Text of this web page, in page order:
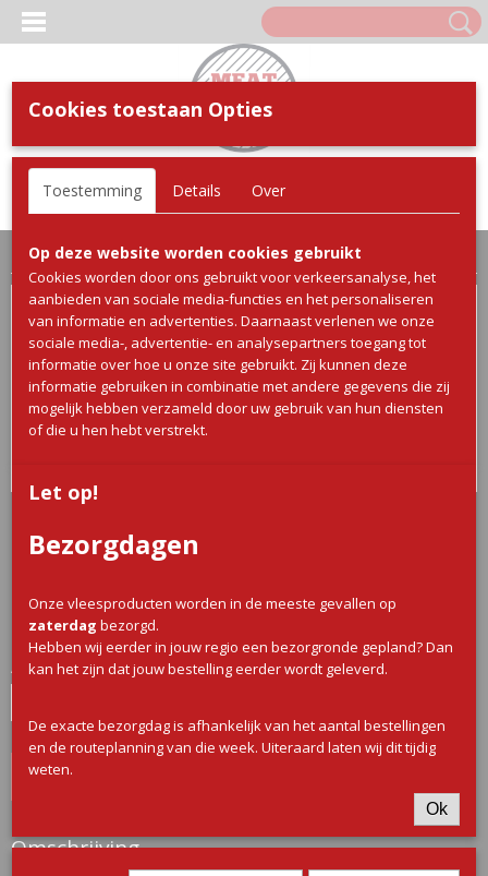
Inloggen Registreren
Cookies toestaan Opties
Toestemming Details Over
Op deze website worden cookies gebruikt
Cookies worden door ons gebruikt voor verkeersanalyse, het
aanbieden van sociale media-functies en het personaliseren
van informatie en advertenties. Daarnaast verlenen we onze
sociale media-, advertentie- en analysepartners toegang tot
informatie over hoe u onze site gebruikt. Zij kunnen deze
informatie gebruiken in combinatie met andere gegevens die zij
mogelijk hebben verzameld door uw gebruik van hun diensten
of die u hen hebt verstrekt.
Let op!
Bezorgdagen
Onze vleesproducten worden in de meeste gevallen op
zaterdag bezorgd.
Hebben wij eerder in jouw regio een bezorgronde gepland? Dan
kan het zijn dat jouw bestelling eerder wordt geleverd.
De exacte bezorgdag is afhankelijk van het aantal bestellingen
en de routeplanning van die week. Uiteraard laten wij dit tijdig
weten.
Ok
Home >Webshop>Rundvlees> Diamanthaas 1/1,3
Diamanthaas 1/1,3
€ 0,00 (inclusief btw 9%)
Op voorraad
Aantal
IN WINKELWAGEN
Omschrijving